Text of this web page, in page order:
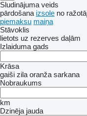
Sludinājuma veids
pārdošana izsole no
piemaksu maiņa
Stāvoklis
lietots uz rezerves daļām
Izlaiduma gads
Krāsa
gaiši zila oranža sarkana
Nobraukums
km
Dzinēja jauda